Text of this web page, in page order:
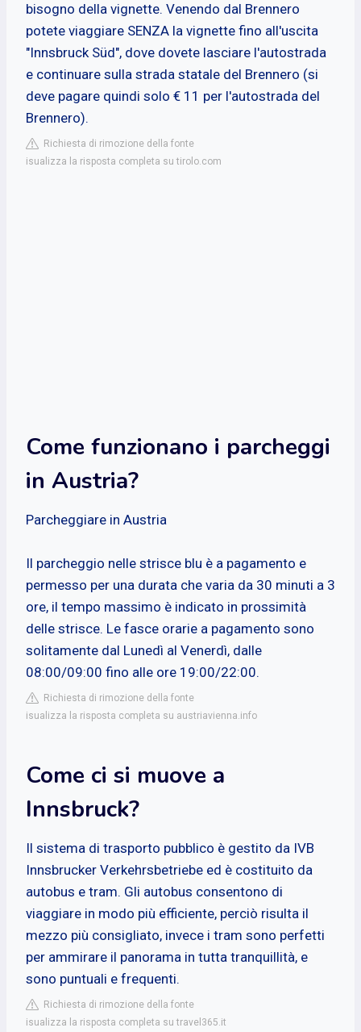
bisogno della vignette. Venendo dal Brennero
potete viaggiare SENZA la vignette fino all'uscita
"Innsbruck Süd", dove dovete lasciare l'autostrada
e continuare sulla strada statale del Brennero (si
deve pagare quindi solo € 11 per l'autostrada del
Brennero).
Richiesta di rimozione della fonte
isualizza la risposta completa su tirolo.com
Come funzionano i parcheggi
in Austria?
Parcheggiare in Austria
Il parcheggio nelle strisce blu è a pagamento e
permesso per una durata che varia da 30 minuti a 3
ore, il tempo massimo è indicato in prossimità
delle strisce. Le fasce orarie a pagamento sono
solitamente dal Lunedì al Venerdì, dalle
08:00/09:00 fino alle ore 19:00/22:00.
Richiesta di rimozione della fonte
isualizza la risposta completa su austriavienna.info
Come ci si muove a
Innsbruck?
Il sistema di trasporto pubblico è gestito da IVB
Innsbrucker Verkehrsbetriebe ed è costituito da
autobus e tram. Gli autobus consentono di
viaggiare in modo più efficiente, perciò risulta il
mezzo più consigliato, invece i tram sono perfetti
per ammirare il panorama in tutta tranquillità, e
sono puntuali e frequenti.
Richiesta di rimozione della fonte
isualizza la risposta completa su travel365.it